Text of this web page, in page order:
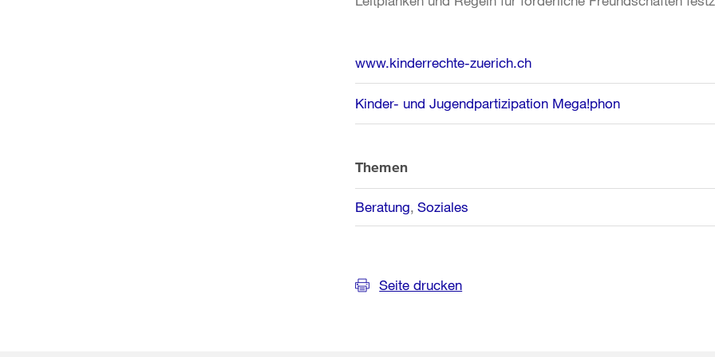
Weitere
Informationen
www.kinderrechte-zuerich.ch
Kinder- und Jugendpartizipation Mega!phon
Themen
Beratung Soziales
Seite drucken